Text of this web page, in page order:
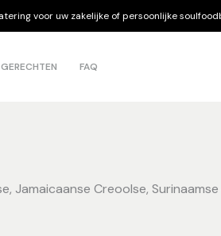
voor uw zakelijke of persoonlijke
GERECHTEN FAQ
Jamaicaanse Creoolse,